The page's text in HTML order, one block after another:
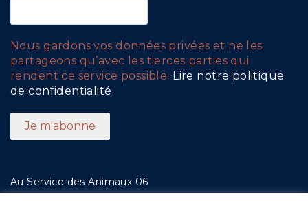
Nous gardons vos données privées et ne les
partageons qu’avec les tierces parties qui
rendent ce service possible. Lire notre politique
de confidentialité.
Au Service des Animaux 06